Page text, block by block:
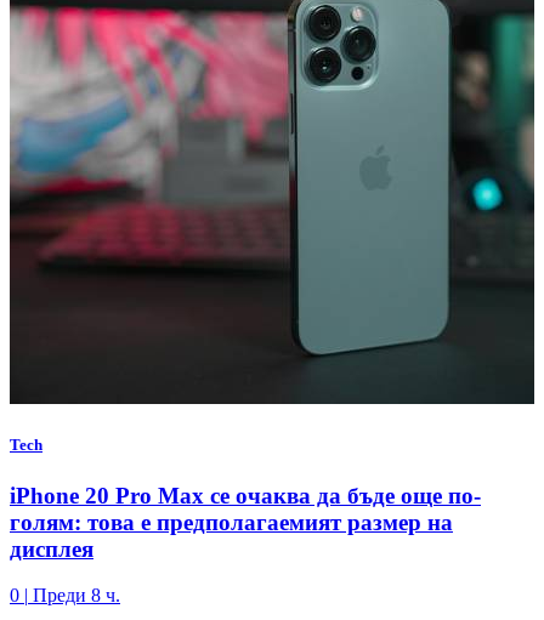
Tech
iPhone 20 Pro Max се очаква да бъде още по-
голям: това е предполагаемият размер на
дисплея
0 | Преди 8 ч.